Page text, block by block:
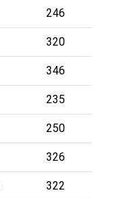
246
320
346
235
250
326
322